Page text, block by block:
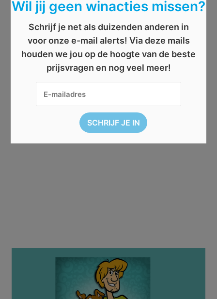
Wil jij geen winacties missen?
Schrijf je net als duizenden anderen in
voor onze e-mail alerts! Via deze mails
houden we jou op de hoogte van de beste
prijsvragen en nog veel meer!